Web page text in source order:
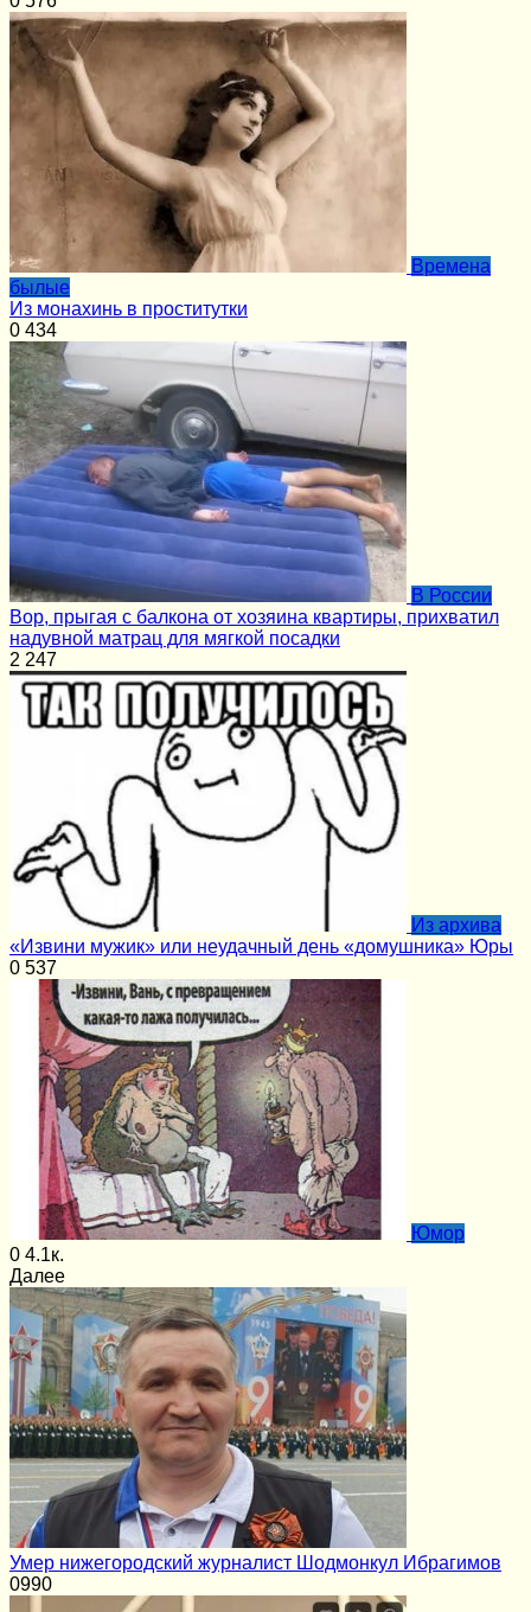
Времена
былые
Из монахинь в проститутки
0 434
В России
Вор, прыгая с балкона от хозяина квартиры, прихватил
надувной матрац для мягкой посадки
2 247
Из архива
«Извини мужик» или неудачный день «домушника» Юры
0 537
Юмор
0 4.1к.
Далее
Умер нижегородский журналист Шодмонкул Ибрагимов
0990